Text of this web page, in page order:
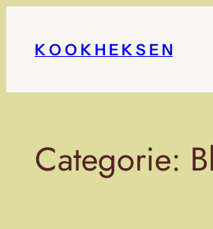
K O O K H E K S E N
Categorie: